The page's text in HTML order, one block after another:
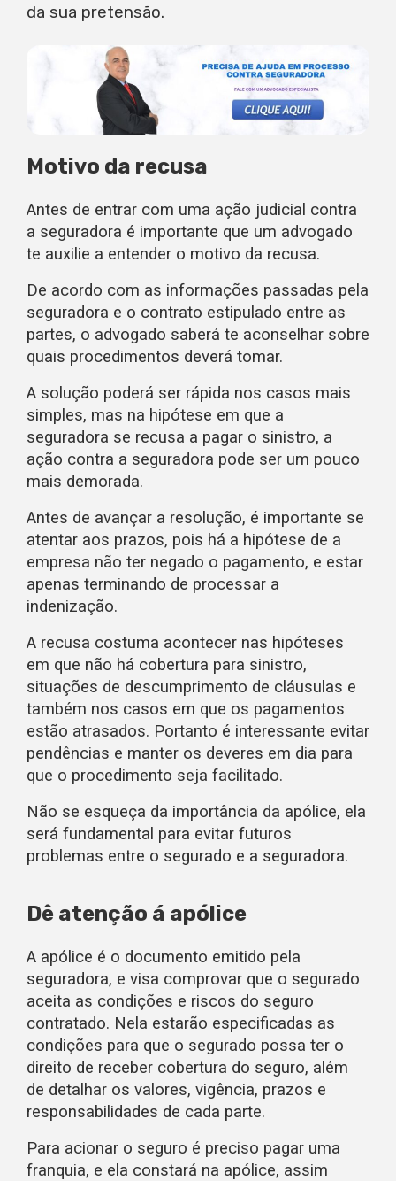
da sua pretensão.
Motivo da recusa
Antes de entrar com uma ação judicial contra
a seguradora é importante que um advogado
te auxilie a entender o motivo da recusa.
De acordo com as informações passadas pela
seguradora e o contrato estipulado entre as
partes, o advogado saberá te aconselhar sobre
quais procedimentos deverá tomar.
A solução poderá ser rápida nos casos mais
simples, mas na hipótese em que a
seguradora se recusa a pagar o sinistro, a
ação contra a seguradora pode ser um pouco
mais demorada.
Antes de avançar a resolução, é importante se
atentar aos prazos, pois há a hipótese de a
empresa não ter negado o pagamento, e estar
apenas terminando de processar a
indenização.
A recusa costuma acontecer nas hipóteses
em que não há cobertura para sinistro,
situações de descumprimento de cláusulas e
também nos casos em que os pagamentos
estão atrasados. Portanto é interessante evitar
pendências e manter os deveres em dia para
que o procedimento seja facilitado.
Não se esqueça da importância da apólice, ela
será fundamental para evitar futuros
problemas entre o segurado e a seguradora.
Dê atenção á apólice
A apólice é o documento emitido pela
seguradora, e visa comprovar que o segurado
aceita as condições e riscos do seguro
contratado. Nela estarão especificadas as
condições para que o segurado possa ter o
direito de receber cobertura do seguro, além
de detalhar os valores, vigência, prazos e
responsabilidades de cada parte.
Para acionar o seguro é preciso pagar uma
franquia, e ela constará na apólice, assim